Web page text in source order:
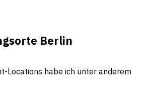
Berlin
Locations habe ich unter anderem